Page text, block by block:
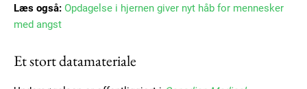
Læs også: Opdagelse i hjernen giver nyt håb for mennesker
med angst
Et stort datamateriale